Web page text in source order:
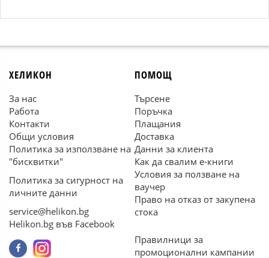
ХЕЛИКОН
За нас
Работа
Контакти
Общи условия
Политика за използване на
"бисквитки"
Политика за сигурност на
личните данни
service@helikon.bg
Helikon.bg във Facebook
ПОМОЩ
Търсене
Поръчка
Плащания
Доставка
Данни за клиента
Как да свалим е-книги
Условия за ползване на
ваучер
Право на отказ от закупена
стока
Правилници за
промоционални кампании